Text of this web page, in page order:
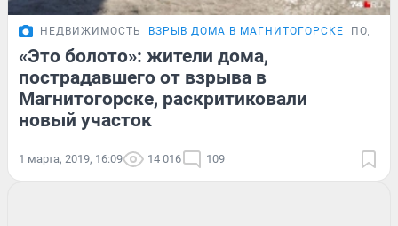
НЕДВИЖИМОСТЬ ВЗРЫВ ДОМА В МАГНИТОГОРСКЕ
«Это болото»: жители дома,
пострадавшего от взрыва в
Магнитогорске, раскритиковали
новый участок
1 марта, 2019, 16:09 14 016 109